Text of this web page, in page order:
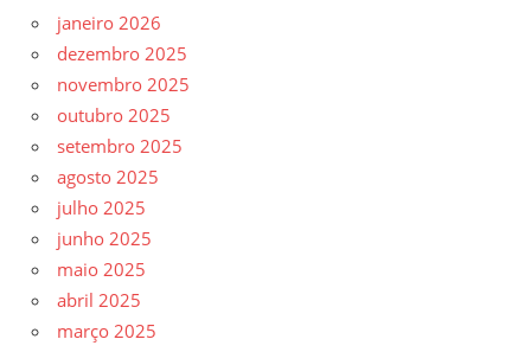
janeiro 2026
dezembro 2025
novembro 2025
outubro 2025
setembro 2025
agosto 2025
julho 2025
junho 2025
maio 2025
abril 2025
março 2025